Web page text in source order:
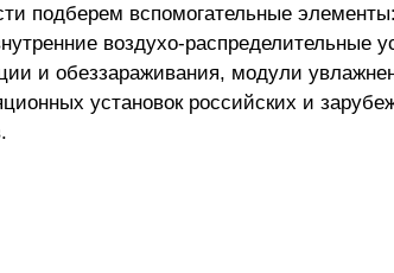
подберем вспомогательные
воздухо-распределительные
и обеззараживания, модули
установок российских и